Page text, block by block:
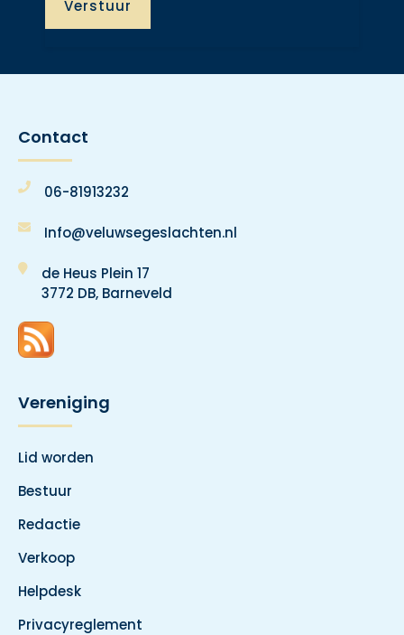
Contact
06-81913232
Info@veluwsegeslachten.nl
de Heus Plein 17
3772 DB, Barneveld
Vereniging
Lid worden
Bestuur
Redactie
Verkoop
Helpdesk
Privacyreglement